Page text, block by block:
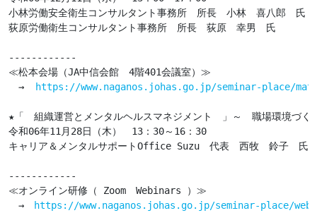
小林労働安全衛生コンサルタント事務所　所長　小林　喜八郎　氏
荻原労働衛生コンサルタント事務所　所長　荻原　幸男　氏
------------
≪松本会場（JA中信会館　4階401会議室）≫
→
https://www.naganos.johas.go.jp/seminar-place/
★「　組織運営とメンタルヘルスマネジメント　」～　職場環境づく
令和06年11月28日（木）　13：30～16：30
キャリア＆メンタルサポートOffice Suzu　代表　西牧　鈴子　氏
------------
≪オンライン研修（ Zoom　Webinars ）≫
→
https://www.naganos.johas.go.jp/seminar-place/web-